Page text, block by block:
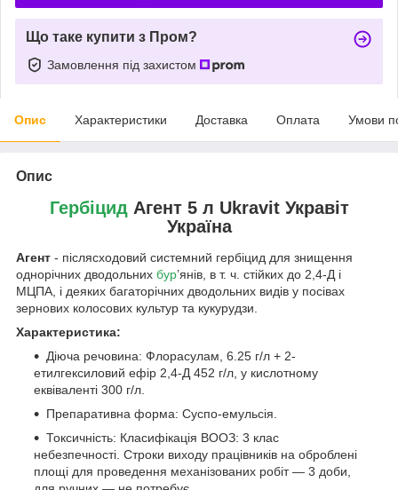
Що таке купити з Пром?
Замовлення під захистом
Опис Характеристики Доставка Оплата Умови
Опис
ГербіцидАгент 5 л Ukravit Укравіт
Україна
Агент - післясходовий системний гербіцид для знищення
однорічних дводольних бур’янів, в т. ч. стійких до 2,4-Д і
МЦПА, і деяких багаторічних дводольних видів у посівах
зернових колосових культур та кукурудзи.
Характеристика:
Дiюча речовина: Флорасулам, 6.25 г/л + 2-
етилгексиловий ефір 2,4-Д 452 г/л, у кислотному
еквіваленті 300 г/л.
Препаративна форма: Суспо-емульсія.
Токсичнiсть: Класифікація ВООЗ: 3 клас
небезпечності. Строки виходу працівників на оброблені
площі для проведення механізованих робіт — 3 доби,